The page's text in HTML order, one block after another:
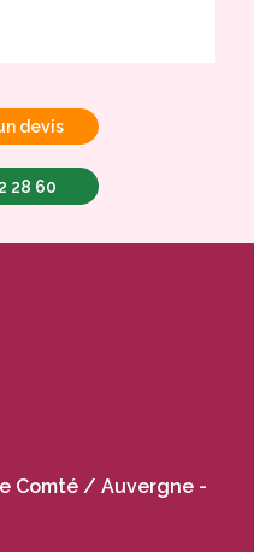
devis
28 60
Comté / Auvergne -